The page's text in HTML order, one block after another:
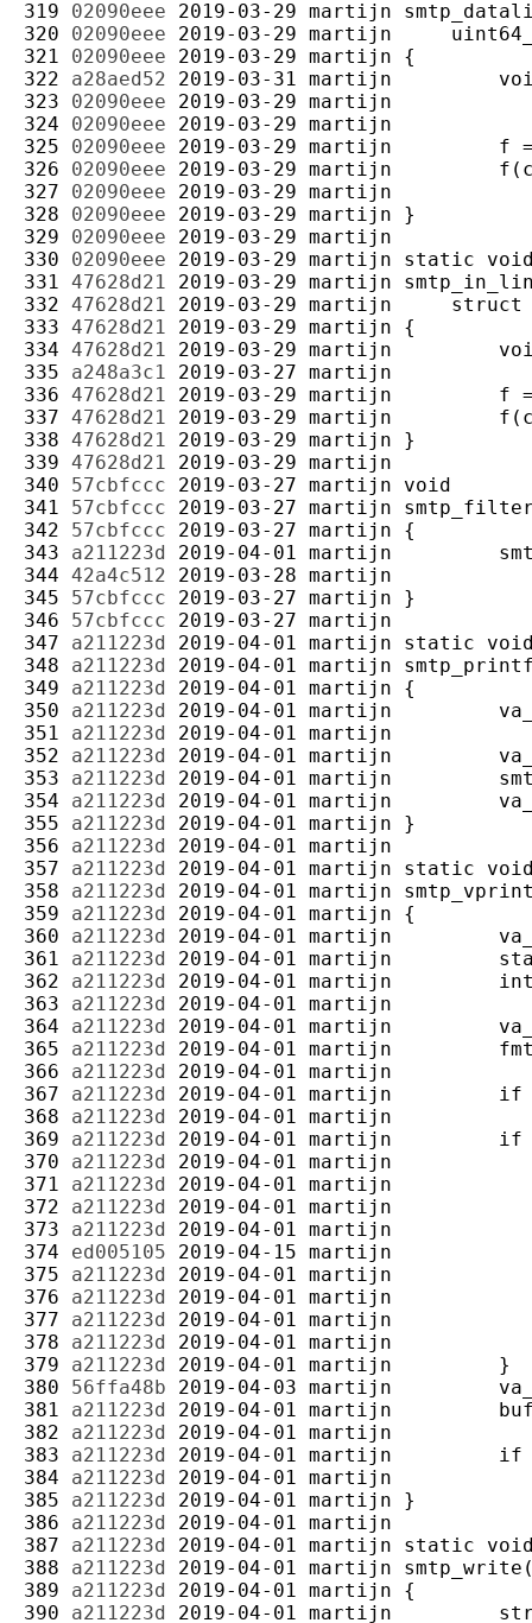
319 02090eee 2019-03-29 martijn
320 02090eee 2019-03-29 martijn
321 02090eee 2019-03-29 martijn
322 a28aed52 2019-03-31 martijn
323 02090eee 2019-03-29 martijn
324 02090eee 2019-03-29 martijn
325 02090eee 2019-03-29 martijn
326 02090eee 2019-03-29 martijn
327 02090eee 2019-03-29 martijn
328 02090eee 2019-03-29 martijn
329 02090eee 2019-03-29 martijn
330 02090eee 2019-03-29 martijn
331 47628d21 2019-03-29 martijn
332 47628d21 2019-03-29 martijn
333 47628d21 2019-03-29 martijn
334 47628d21 2019-03-29 martijn
335 a248a3c1 2019-03-27 martijn
336 47628d21 2019-03-29 martijn
337 47628d21 2019-03-29 martijn
338 47628d21 2019-03-29 martijn
339 47628d21 2019-03-29 martijn
340 57cbfccc 2019-03-27 martijn
341 57cbfccc 2019-03-27 martijn
342 57cbfccc 2019-03-27 martijn
343 a211223d 2019-04-01 martijn
344 42a4c512 2019-03-28 martijn
345 57cbfccc 2019-03-27 martijn
346 57cbfccc 2019-03-27 martijn
347 a211223d 2019-04-01 martijn
348 a211223d 2019-04-01 martijn
349 a211223d 2019-04-01 martijn
350 a211223d 2019-04-01 martijn
351 a211223d 2019-04-01 martijn
352 a211223d 2019-04-01 martijn
353 a211223d 2019-04-01 martijn
354 a211223d 2019-04-01 martijn
355 a211223d 2019-04-01 martijn
356 a211223d 2019-04-01 martijn
357 a211223d 2019-04-01 martijn
358 a211223d 2019-04-01 martijn
359 a211223d 2019-04-01 martijn
360 a211223d 2019-04-01 martijn
361 a211223d 2019-04-01 martijn
362 a211223d 2019-04-01 martijn
363 a211223d 2019-04-01 martijn
364 a211223d 2019-04-01 martijn
365 a211223d 2019-04-01 martijn
366 a211223d 2019-04-01 martijn
367 a211223d 2019-04-01 martijn
368 a211223d 2019-04-01 martijn
369 a211223d 2019-04-01 martijn
370 a211223d 2019-04-01 martijn
371 a211223d 2019-04-01 martijn
372 a211223d 2019-04-01 martijn
373 a211223d 2019-04-01 martijn
374 ed005105 2019-04-15 martijn
375 a211223d 2019-04-01 martijn
376 a211223d 2019-04-01 martijn
377 a211223d 2019-04-01 martijn
378 a211223d 2019-04-01 martijn
379 a211223d 2019-04-01 martijn
380 56ffa48b 2019-04-03 martijn
381 a211223d 2019-04-01 martijn
382 a211223d 2019-04-01 martijn
383 a211223d 2019-04-01 martijn
384 a211223d 2019-04-01 martijn
385 a211223d 2019-04-01 martijn
386 a211223d 2019-04-01 martijn
387 a211223d 2019-04-01 martijn
388 a211223d 2019-04-01 martijn
389 a211223d 2019-04-01 martijn
390 a211223d 2019-04-01 martijn